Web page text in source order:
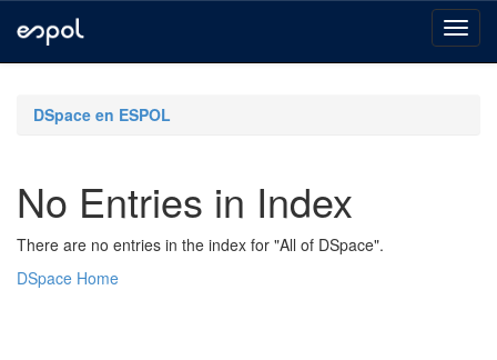
navigationDSpace en ESPOL
No Entries in Index
There are no entries in the index for "All of DSpace".
DSpace Home